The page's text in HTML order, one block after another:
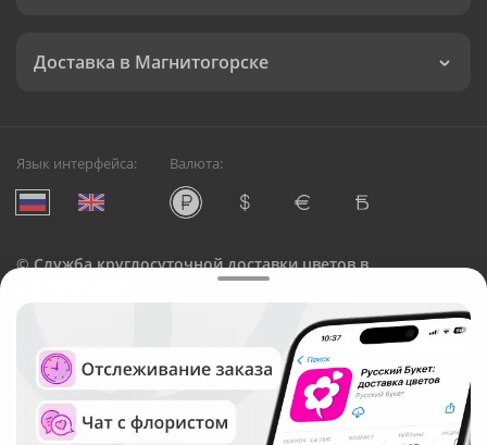
Доставка в Магнитогорске
Язык интерфейса: Валюта:
©Служба круглосуточной доставки цветов в
Русский Букет, 2026
Общество с ограниченной ответственностью «Технология»
ОГРН: 1195476081745, ИНН: 5410081997
Юридический адрес: г. Новосибирск, ул. Ипподромская,
д.42, оф. 3